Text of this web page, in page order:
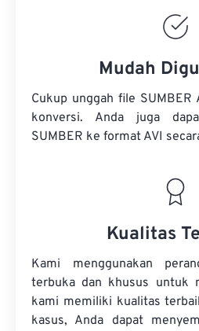
Mudah
Cukup unggah file
konversi. Anda juga
SUMBER ke format AVI
Kualitas
Kami menggunakan
terbuka dan khusus untuk
kami memiliki kualitas
kasus, Anda dapat